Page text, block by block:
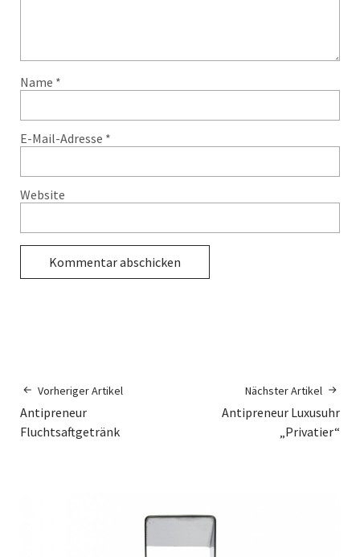
Name *
E-Mail-Adresse *
Website
Vorheriger Artikel
Antipreneur
Fluchtsaftgetränk
Nächster Artikel
Antipreneur Luxusuhr
„Privatier“